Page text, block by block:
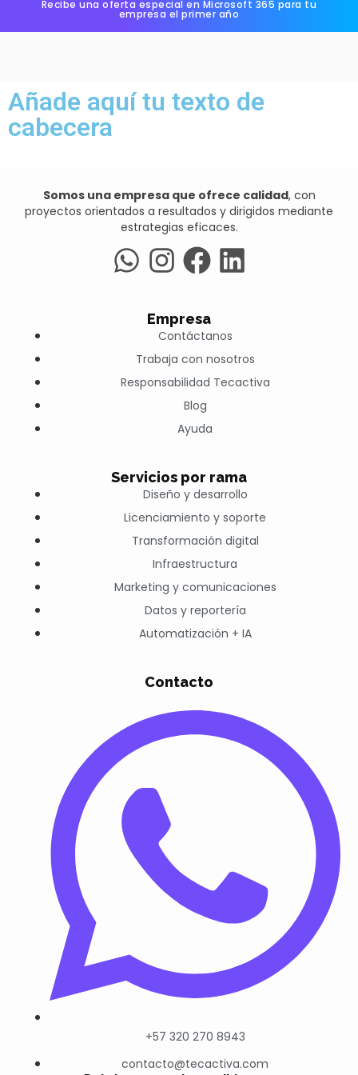
Recibe una oferta especial en Microsoft 365 para tu
empresa el primer año
Añade aquí tu texto de
cabecera
Somos una empresa que ofrece calidad, con
proyectos orientados a resultados y dirigidos mediante
estrategias eficaces.
Empresa
Contáctanos
Trabaja con nosotros
Responsabilidad Tecactiva
Blog
Ayuda
Servicios por rama
Diseño y desarrollo
Licenciamiento y soporte
Transformación digital
Infraestructura
Marketing y comunicaciones
Datos y reportería
Automatización + IA
Contacto
+57 320 270 8943
contacto@tecactiva.com